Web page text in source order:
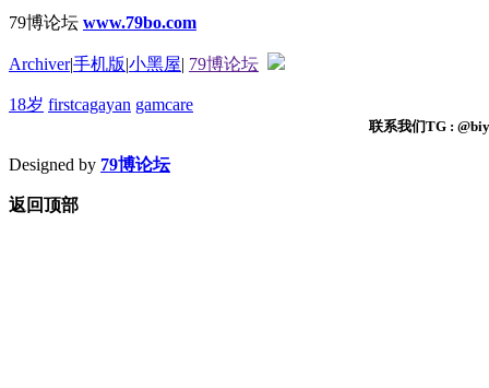
79博论坛 www.79bo.com
Archiver|手机版|小黑屋| 79博论坛
18岁 firstcagayan gamcare
联系我们TG :
Designed by 79博论坛
返回顶部